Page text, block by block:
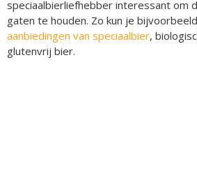
speciaalbierliefhebber interessant om
gaten te houden. Zo kun je
aanbiedingen van speciaalbier,
glutenvrij bier.